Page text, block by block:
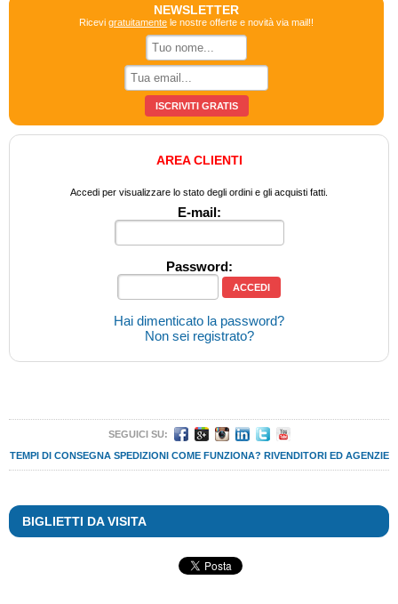
NEWSLETTER
Ricevigratuitamente le nostre offerte e novità via mail!!
AREA CLIENTI
Accedi per visualizzare lo stato degli ordini e gli acquisti fatti.
E-mail:
Password:
Hai dimenticato la password?
Non sei registrato?
SEGUICI SU:
TEMPI DI CONSEGNA SPEDIZIONI COME FUNZIONA? RIVENDITORI ED AGENZIE
BIGLIETTI DA VISITA